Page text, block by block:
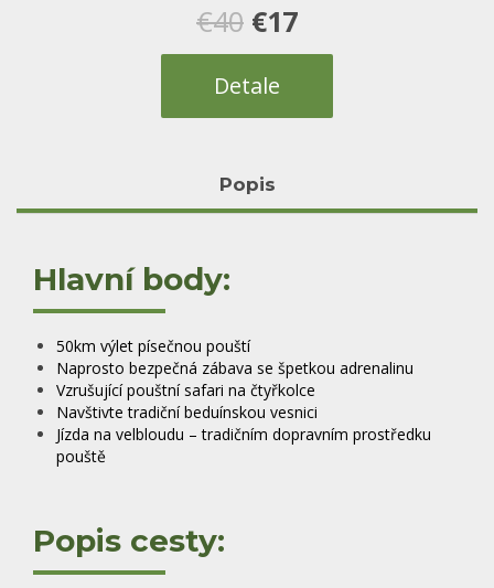
€40 Původní
cena
byla:
€17Aktuální
cena
je:
Detale
Popis
Hlavní body:
50km výlet písečnou pouští
Naprosto bezpečná zábava se špetkou adrenalinu
Vzrušující pouštní safari na čtyřkolce
Navštivte tradiční beduínskou vesnici
Jízda na velbloudu – tradičním dopravním prostředku
pouště
Popis cesty: